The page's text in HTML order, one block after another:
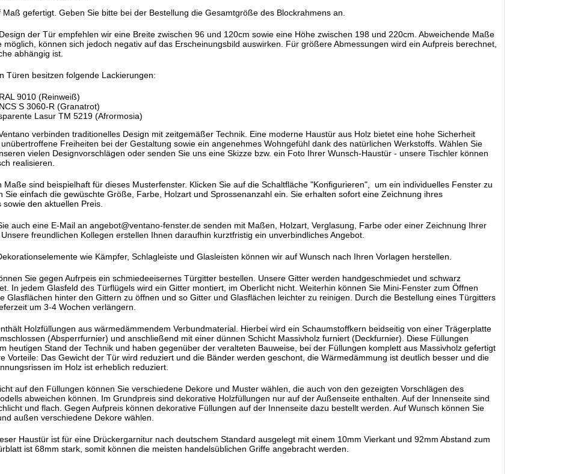
Maß gefertigt. Geben Sie bitte bei der Bestellung die Gesamtgröße des Blockrahmens an.
der Tür empfehlen wir eine Breite zwischen 96 und 120cm sowie eine Höhe zwischen 198 und 220cm. Abweichende Maße
möglich, können sich jedoch negativ auf das Erscheinungsbild auswirken. Für größere Abmessungen wird ein Aufpreis berechnet,
abhängig ist.
Türen besitzen folgende Lackierungen:
9010 (Reinweiß)
S 3060-R (Granatrot)
Lasur TM 5219 (Afrormosia)
verbinden traditionelles Design mit zeitgemäßer Technik. Eine moderne Haustür aus Holz bietet eine hohe Sicherheit
Freiheiten bei der Gestaltung sowie ein angenehmes Wohngefühl dank des natürlichen Werkstoffs. Wählen Sie
vielen Designvorschlägen oder senden Sie uns eine Skizze bzw. ein Foto Ihrer Wunsch-Haustür - unsere Tischler können
realisieren.
Maße sind beispielhaft für dieses Musterfenster. Klicken Sie auf die Schaltfläche "Konfigurieren", um ein individuelles Fenster zu
Sie einfach die gewüschte Größe, Farbe, Holzart und Sprossenanzahl ein. Sie erhalten sofort eine Zeichnung ihres
den aktuellen Preis.
auch eine E-Mail an angebot@ventano-fenster.de senden mit Maßen, Holzart, Verglasung, Farbe oder einer Zeichnung Ihrer
freundlichen Kollegen erstellen Ihnen daraufhin kurztfristig ein unverbindliches Angebot.
wie Kämpfer, Schlagleiste und Glasleisten können wir auf Wunsch nach Ihren Vorlagen herstellen.
Sie gegen Aufrpeis ein schmiedeeisernes Türgitter bestellen. Unsere Gitter werden handgeschmiedet und schwarz
In jedem Glasfeld des Türflügels wird ein Gitter montiert, im Oberlicht nicht. Weiterhin können Sie Mini-Fenster zum Öffnen
Glasflächen hinter den Gittern zu öffnen und so Gitter und Glasflächen leichter zu reinigen. Durch die Bestellung eines Türgitters
um 3-4 Wochen verlängern.
Holzfüllungen aus wärmedämmendem Verbundmaterial. Hierbei wird ein Schaumstoffkern beidseitig von einer Trägerplatte
(Absperrfurnier) und anschließend mit einer dünnen Schicht Massivholz furniert (Deckfurnier). Diese Füllungen
heutigen Stand der Technik und haben gegenüber der veralteten Bauweise, bei der Füllungen komplett aus Massivholz gefertigt
Vorteile: Das Gewicht der Tür wird reduziert und die Bänder werden geschont, die Wärmedämmung ist deutlich besser und die
im Holz ist erheblich reduziert.
auf den Füllungen können Sie verschiedene Dekore und Muster wählen, die auch von den gezeigten Vorschlägen des
abweichen können. Im Grundpreis sind dekorative Holzfüllungen nur auf der Außenseite enthalten. Auf der Innenseite sind
und flach. Gegen Aufpreis können dekorative Füllungen auf der Innenseite dazu bestellt werden. Auf Wunsch können Sie
außen verschiedene Dekore wählen.
Haustür ist für eine Drückergarnitur nach deutschem Standard ausgelegt mit einem 10mm Vierkant und 92mm Abstand zum
ist 68mm stark, somit können die meisten handelsüblichen Griffe angebracht werden.